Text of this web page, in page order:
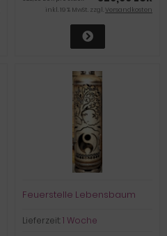
inkl. 19 % MwSt. zzgl.Versandkosten
Feuerstelle Lebensbaum
Lieferzeit:1 Woche